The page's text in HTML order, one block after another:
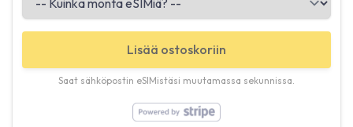
Lisää ostoskoriin
Saat sähköpostin eSIMistäsi muutamassa sekunnissa.